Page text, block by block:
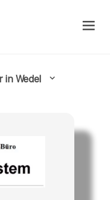
in Wedel